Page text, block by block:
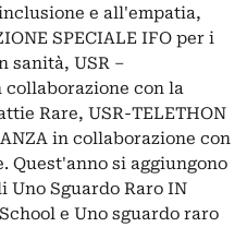
e all'empatia,
SPECIALE IFO per i
sanità, USR –
collaborazione con la
Rare, USR-TELETHON
in collaborazione con
Quest'anno si aggiungono
Sguardo Raro IN
e Uno sguardo raro